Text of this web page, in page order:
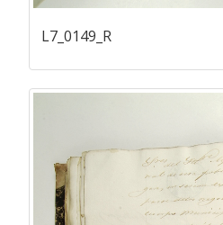
L7_0149_R